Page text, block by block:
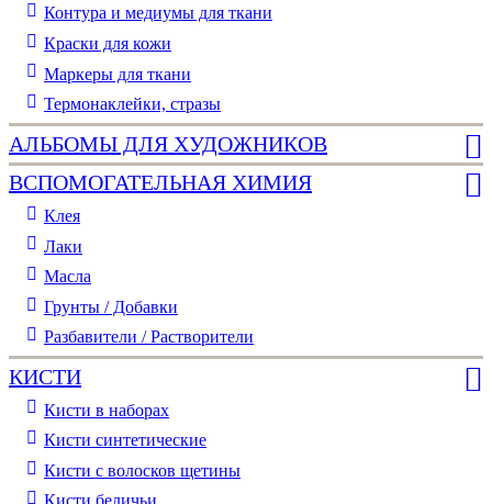
Контура и медиумы для ткани
Краски для кожи
Маркеры для ткани
Термонаклейки, стразы
АЛЬБОМЫ ДЛЯ ХУДОЖНИКОВ
ВСПОМОГАТЕЛЬНАЯ ХИМИЯ
Клея
Лаки
Масла
Грунты / Добавки
Разбавители / Растворители
КИСТИ
Кисти в наборах
Кисти синтетические
Кисти с волосков щетины